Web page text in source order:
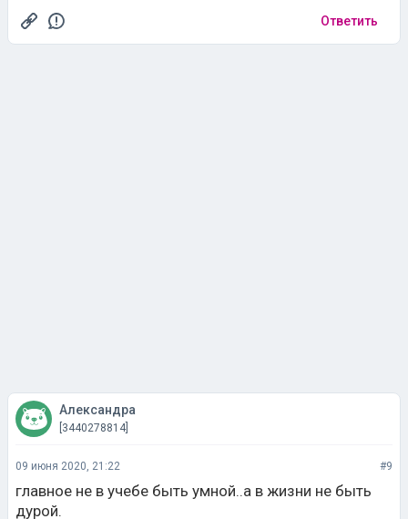
Ответить
Александра
[3440278814]
09 июня 2020, 21:22 #9
главное не в учебе быть умной..а в жизни не быть
дурой.